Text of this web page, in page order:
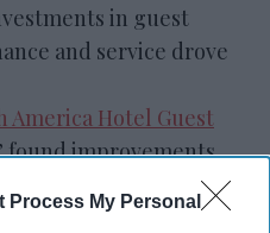
Process My Personal
in guest
and service drove
America Hotel Guest
found improvements
a 1 percent year-
The study marks its